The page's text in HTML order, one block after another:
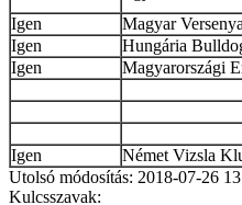
Igen Magyar
Igen
Hungária
Igen
Magyarországi
Igen
Német Vizsla
Utolsó módosítás: 2018-07-26
Kulcsszavak: